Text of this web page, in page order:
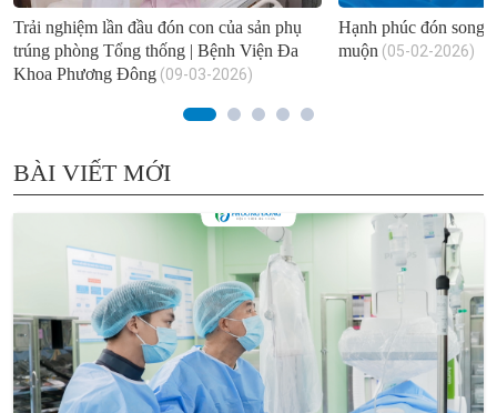
Trải nghiệm lần đầu đón con của sản phụ
trúng phòng Tổng thống | Bệnh Viện Đa
Khoa Phương Đông (09-03-2026)
Hạnh phúc đón song
muộn (05-02-2026)
BÀI VIẾT MỚI